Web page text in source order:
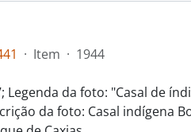
· Item · 1944
Legenda da foto: "Casal de
da foto: Casal indígena